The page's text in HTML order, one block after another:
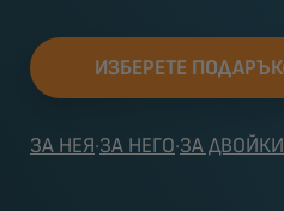
ИЗБЕРЕТЕ ПОДАРЪК
ЗА НЕЯ·ЗА НЕГО·ЗА ДВОЙКИ